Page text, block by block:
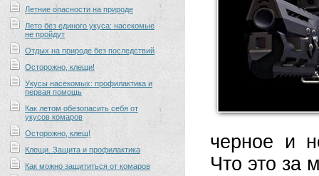
Летние опасности на природе
Лето без единого укуса: насекомые
не пройдут
Отдых на природе без последствий
Осторожно, клещи!
Укусы насекомых: профилактика и
первая помощь
Как летом обезопасить себя от
укусов комаров
Осторожно, клещ!
Клещи. Защита и профилактика
Как можно защититься от комаров
черное и
Что это за